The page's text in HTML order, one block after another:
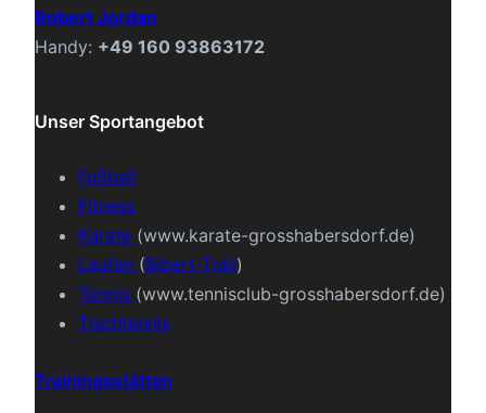
Robert Jordan
Handy: +49 160 93863172
Unser Sportangebot
Fußball
Fitness
Karate (www.karate-grosshabersdorf.de)
Laufen (Bibert-Trail)
Tennis (www.tennisclub-grosshabersdorf.de)
Tischtennis
Trainingsstätten